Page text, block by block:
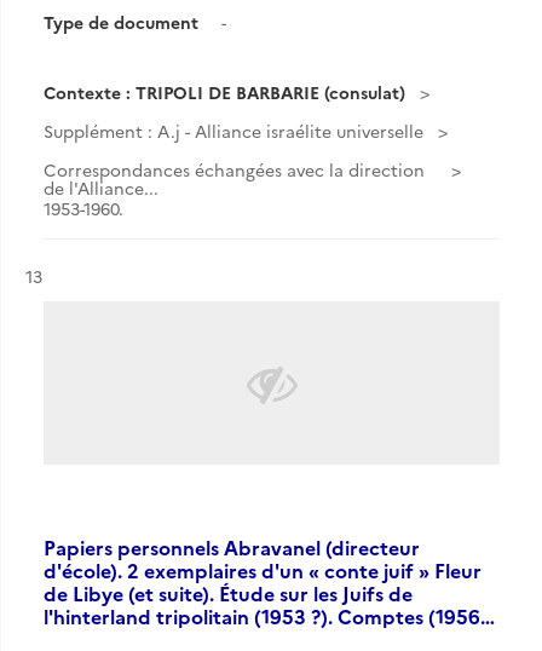
Type de document
-
Contexte : TRIPOLI DE BARBARIE (consulat)
Supplément : A.j - Alliance israélite universelle
Correspondances échangées avec la direction
de l'Alliance...
1953-1960.
Résultat n°
13
Papiers personnels Abravanel (directeur
d'école). 2 exemplaires d'un « conte juif » Fleur
de Libye (et suite). Étude sur les Juifs de
l'hinterland tripolitain (1953 ?). Comptes (1956…